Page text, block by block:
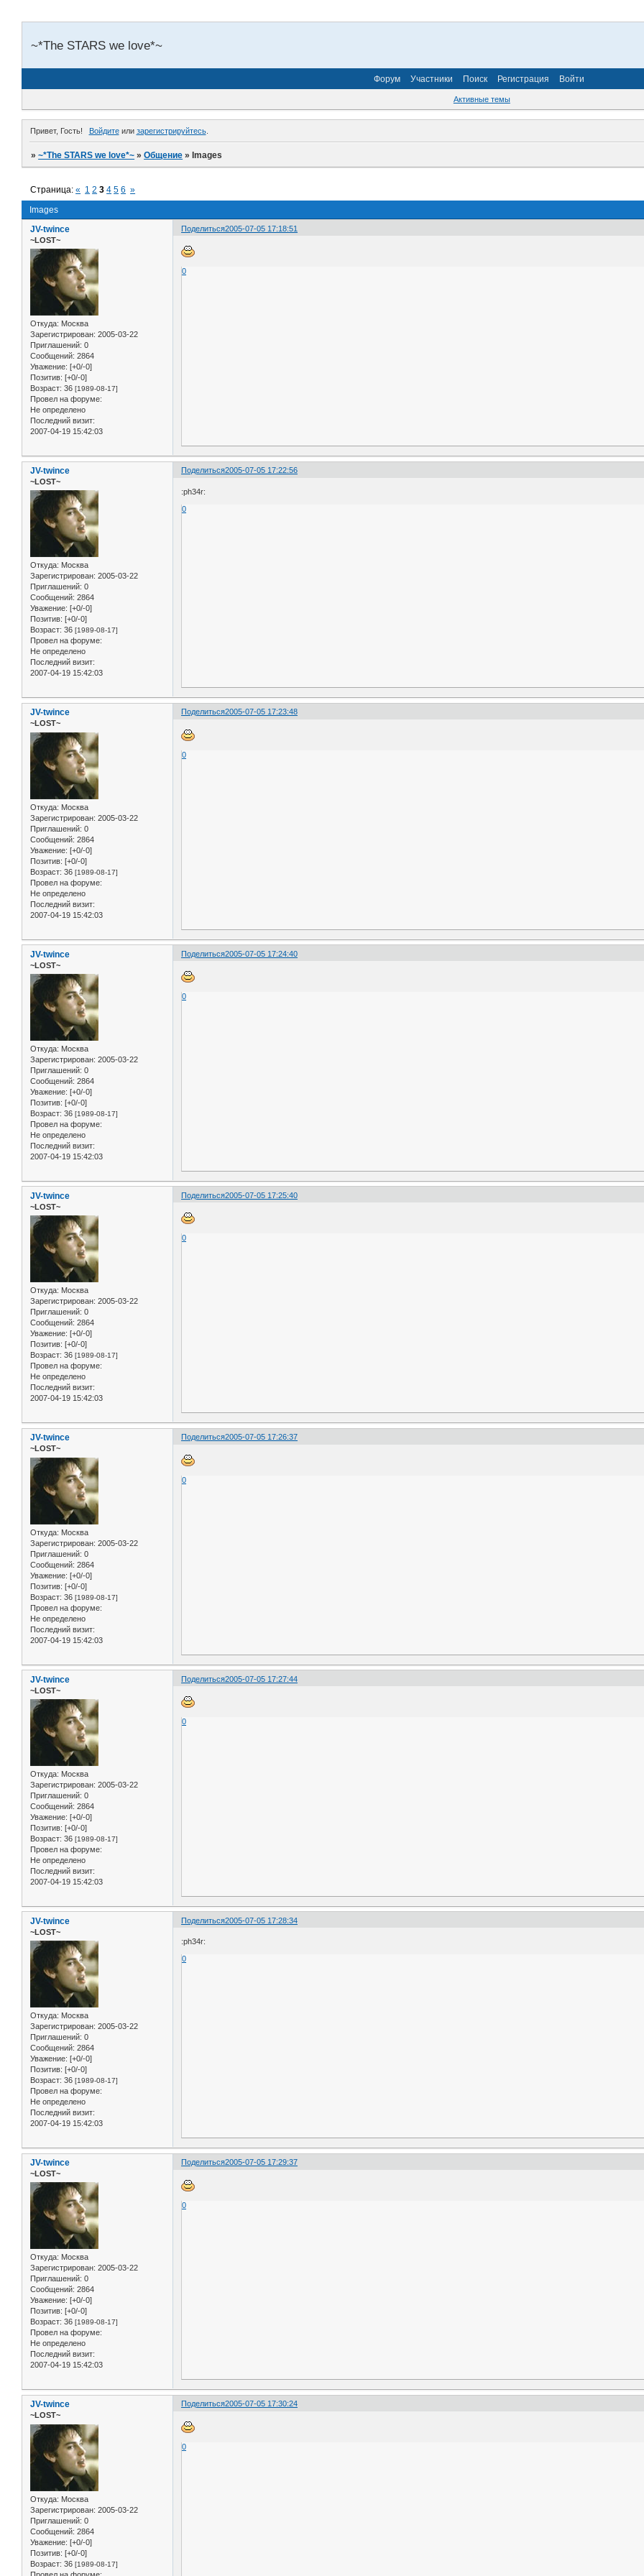
~*The STARS we love*~
Форум Участники Поиск Регистрация Войти
Активные темы
Привет, Гость! Войдитеили зарегистрируйтесь.
»~*The STARS we love*~ »Общение »Images
Images
Страница:« 1 2 3 4 5 6 »
Поделиться2005-07-05 17:18:51
JV-twince
~LOST~
Откуда: Москва
Зарегистрирован: 2005-03-22
Приглашений: 0
Сообщений: 2864
Уважение: [+0/-0]
Позитив: [+0/-0]
Возраст: 36 [1989-08-17]
Провел на форуме:
Не определено
Последний визит:
2007-04-19 15:42:03
0
Поделиться2005-07-05 17:22:56
JV-twince
~LOST~
Откуда: Москва
Зарегистрирован: 2005-03-22
Приглашений: 0
Сообщений: 2864
Уважение: [+0/-0]
Позитив: [+0/-0]
Возраст: 36 [1989-08-17]
Провел на форуме:
Не определено
Последний визит:
2007-04-19 15:42:03
:ph34r:
0
Поделиться2005-07-05 17:23:48
JV-twince
~LOST~
Откуда: Москва
Зарегистрирован: 2005-03-22
Приглашений: 0
Сообщений: 2864
Уважение: [+0/-0]
Позитив: [+0/-0]
Возраст: 36 [1989-08-17]
Провел на форуме:
Не определено
Последний визит:
2007-04-19 15:42:03
0
Поделиться2005-07-05 17:24:40
JV-twince
~LOST~
Откуда: Москва
Зарегистрирован: 2005-03-22
Приглашений: 0
Сообщений: 2864
Уважение: [+0/-0]
Позитив: [+0/-0]
Возраст: 36 [1989-08-17]
Провел на форуме:
Не определено
Последний визит:
2007-04-19 15:42:03
0
Поделиться2005-07-05 17:25:40
JV-twince
~LOST~
Откуда: Москва
Зарегистрирован: 2005-03-22
Приглашений: 0
Сообщений: 2864
Уважение: [+0/-0]
Позитив: [+0/-0]
Возраст: 36 [1989-08-17]
Провел на форуме:
Не определено
Последний визит:
2007-04-19 15:42:03
0
Поделиться2005-07-05 17:26:37
JV-twince
~LOST~
Откуда: Москва
Зарегистрирован: 2005-03-22
Приглашений: 0
Сообщений: 2864
Уважение: [+0/-0]
Позитив: [+0/-0]
Возраст: 36 [1989-08-17]
Провел на форуме:
Не определено
Последний визит:
2007-04-19 15:42:03
0
Поделиться2005-07-05 17:27:44
JV-twince
~LOST~
Откуда: Москва
Зарегистрирован: 2005-03-22
Приглашений: 0
Сообщений: 2864
Уважение: [+0/-0]
Позитив: [+0/-0]
Возраст: 36 [1989-08-17]
Провел на форуме:
Не определено
Последний визит:
2007-04-19 15:42:03
0
Поделиться2005-07-05 17:28:34
JV-twince
~LOST~
Откуда: Москва
Зарегистрирован: 2005-03-22
Приглашений: 0
Сообщений: 2864
Уважение: [+0/-0]
Позитив: [+0/-0]
Возраст: 36 [1989-08-17]
Провел на форуме:
Не определено
Последний визит:
2007-04-19 15:42:03
:ph34r:
0
Поделиться2005-07-05 17:29:37
JV-twince
~LOST~
Откуда: Москва
Зарегистрирован: 2005-03-22
Приглашений: 0
Сообщений: 2864
Уважение: [+0/-0]
Позитив: [+0/-0]
Возраст: 36 [1989-08-17]
Провел на форуме:
Не определено
Последний визит:
2007-04-19 15:42:03
0
Поделиться2005-07-05 17:30:24
JV-twince
~LOST~
Откуда: Москва
Зарегистрирован: 2005-03-22
Приглашений: 0
Сообщений: 2864
Уважение: [+0/-0]
Позитив: [+0/-0]
Возраст: 36 [1989-08-17]
0